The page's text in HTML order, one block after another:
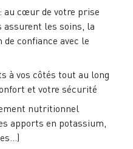
: au cœur de votre prise
assurent les soins, la
confiance avec le
à vos côtés tout au long
et votre sécurité
nutritionnel
apports en potassium,